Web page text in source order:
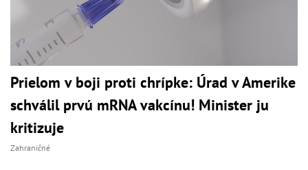
Prielom v boji proti chrípke: Úrad v Amerike
schválil prvú mRNA vakcínu! Minister ju
kritizuje
Zahraničné